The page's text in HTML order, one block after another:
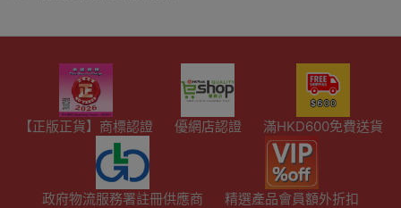
【正版正貨】商標認證 優網店認證 滿HKD600免費送貨
政府物流服務署註冊供應商 精選產品會員額外折扣